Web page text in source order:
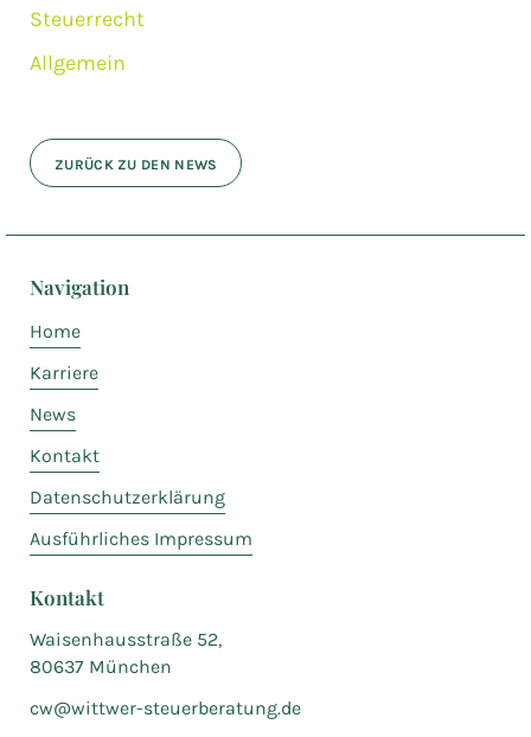
Steuerrecht
Allgemein
ZURÜCK ZU DEN NEWS
Navigation
Home
Karriere
News
Kontakt
Datenschutzerklärung
Ausführliches Impressum
Kontakt
Waisenhausstraße 52,
80637 München
cw@wittwer-steuerberatung.de